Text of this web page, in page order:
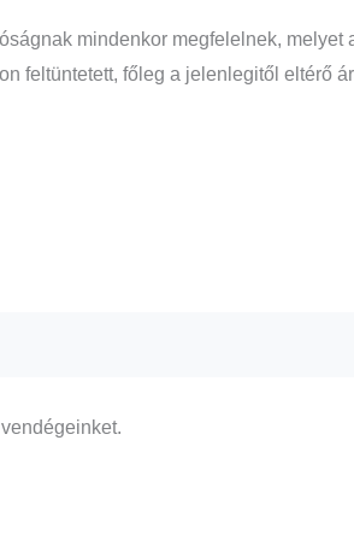
mindenkor megfelelnek, melyet
feltüntetett, főleg a jelenlegitől eltérő